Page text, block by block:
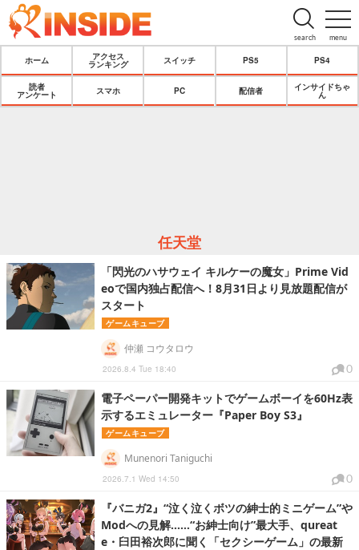
menu
search
ホーム
アクセス
ランキング
スイッチ PS5 PS4
読者
アンケート
スマホ PC 配信者
インサイドちゃ
ん
任天堂
「閃光のハサウェイ キルケーの魔女」Prime Vid
eoで国内独占配信へ！8月31日より見放題配信が
スタート
ゲームキューブ
2026.8.4 Tue 18:40
仲瀬 コウタロウ
0
電子ペーパー開発キットでゲームボーイを60Hz表
示するエミュレーター『Paper Boy S3』
ゲームキューブ
2026.7.1 Wed 14:50
Munenori Taniguchi
0
『バニガ2』“泣く泣くボツの紳士的ミニゲーム”や
Modへの見解……“お紳士向け”最大手、qureat
e・臼田裕次郎に聞く「セクシーゲーム」の最新